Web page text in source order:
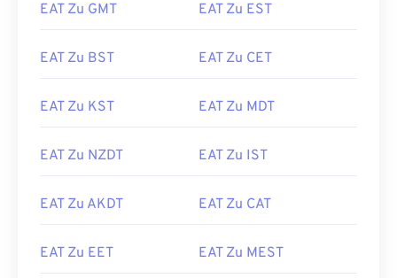
EAT Zu GMT EAT Zu EST
EAT Zu BST EAT Zu CET
EAT Zu KST EAT Zu MDT
EAT Zu NZDT EAT Zu IST
EAT Zu AKDT EAT Zu CAT
EAT Zu EET EAT Zu MEST